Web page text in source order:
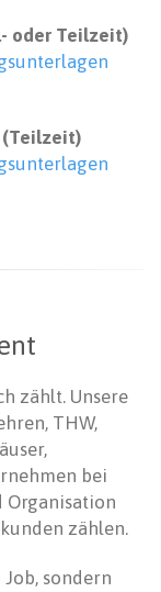
oder Teilzeit)
zählt. Unsere
THW,
bei
zählen.
sondern